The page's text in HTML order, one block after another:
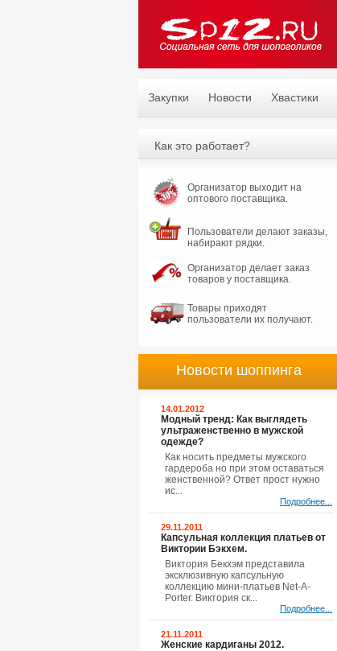
Закупки Новости Хвастики
Как это работает?
Организатор выходит на
оптового поставщика.
Пользователи делают заказы,
набирают рядки.
Организатор делает заказ
товаров у поставщика.
Товары приходят
пользователи их получают.
Новости шоппинга
14.01.2012
Модный тренд: Как выглядеть
ультраженственно в мужской
одежде?
Как носить предметы мужского
гардероба но при этом оставаться
женственной? Ответ прост нужно
ис...
Подробнее...
29.11.2011
Капсульная коллекция платьев от
Виктории Бэкхем.
Виктория Бекхэм представила
эксклюзивную капсульную
коллекцию мини-платьев Net-A-
Porter. Виктория ск...
Подробнее...
21.11.2011
Женские кардиганы 2012.